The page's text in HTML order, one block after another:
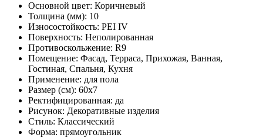
Основной цвет: Коричневый
Толщина (мм): 10
Износостойкость: PEI IV
Поверхность: Неполированная
Противоскольжение: R9
Помещение: Фасад, Терраса, Прихожая, Ванная,
Гостиная, Спальня, Кухня
Применение: для пола
Размер (см): 60x7
Ректифицированная: да
Рисунок: Декоративные изделия
Стиль: Классический
Форма: прямоугольник